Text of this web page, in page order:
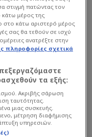
στην
Ποντένσε όσο και
πλέον να φανεί
και στο
να έχει
και ο
από ένα
στιγμή πατώντας τον
μέρος της
στο κάτω αριστερό μέρος
σας θα τεθούν σε ισχύ
ανατρέξτε στην
πληροφορίες σχετικά
τα εξής:
Ακριβής σάρωση
ταυτότητας.
μιας συσκευής.
μέτρηση διαφήμισης
υπηρεσιών.